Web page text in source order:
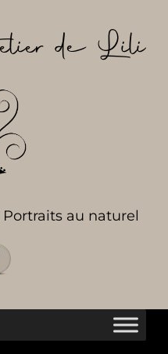
de Lili
Portraits au naturel